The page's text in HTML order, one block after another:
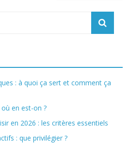
: à quoi ça sert et comment ça
en est-on ?
en 2026 : les critères essentiels
: que privilégier ?